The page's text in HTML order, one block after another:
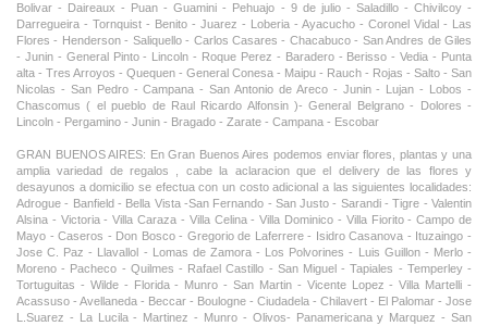
Bolivar - Daireaux - Puan - Guamini - Pehuajo - 9 de julio - Saladillo - Chivilcoy -
Darregueira - Tornquist - Benito - Juarez - Loberia - Ayacucho - Coronel Vidal - Las
Flores - Henderson - Saliquello - Carlos Casares - Chacabuco - San Andres de Giles
- Junin - General Pinto - Lincoln - Roque Perez - Baradero - Berisso - Vedia - Punta
alta - Tres Arroyos - Quequen - General Conesa - Maipu - Rauch - Rojas - Salto - San
Nicolas - San Pedro - Campana - San Antonio de Areco - Junin - Lujan - Lobos -
Chascomus ( el pueblo de Raul Ricardo Alfonsin )- General Belgrano - Dolores -
Lincoln - Pergamino - Junin - Bragado - Zarate - Campana - Escobar
GRAN BUENOS AIRES: En Gran Buenos Aires podemos enviar flores, plantas y una
amplia variedad de regalos , cabe la aclaracion que el delivery de las flores y
desayunos a domicilio se efectua con un costo adicional a las siguientes localidades:
Adrogue - Banfield - Bella Vista -San Fernando - San Justo - Sarandi - Tigre - Valentin
Alsina - Victoria - Villa Caraza - Villa Celina - Villa Dominico - Villa Fiorito - Campo de
Mayo - Caseros - Don Bosco - Gregorio de Laferrere - Isidro Casanova - Ituzaingo -
Jose C. Paz - Llavallol - Lomas de Zamora - Los Polvorines - Luis Guillon - Merlo -
Moreno - Pacheco - Quilmes - Rafael Castillo - San Miguel - Tapiales - Temperley -
Tortuguitas - Wilde - Florida - Munro - San Martin - Vicente Lopez - Villa Martelli -
Acassuso - Avellaneda - Beccar - Boulogne - Ciudadela - Chilavert - El Palomar - Jose
L.Suarez - La Lucila - Martinez - Munro - Olivos- Panamericana y Marquez - San